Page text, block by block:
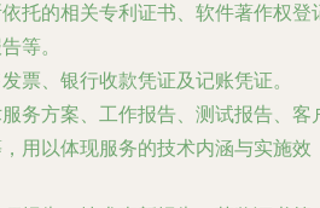
依托的相关专利证书、软件著作权登
等。
票、银行收款凭证及记账凭证。
服务方案、工作报告、测试报告、客
用以体现服务的技术内涵与实施效